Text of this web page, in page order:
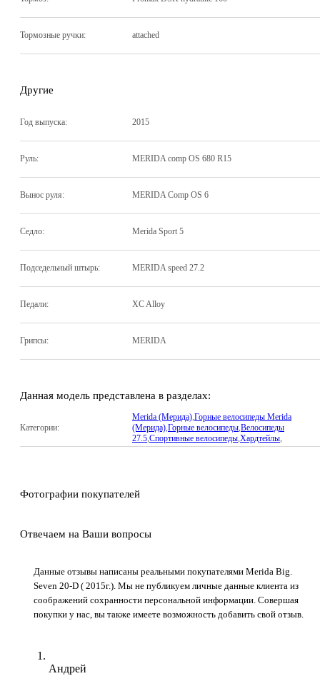
Тормозные ручки: attached
Другие
Год выпуска: 2015
Руль: MERIDA comp OS 680 R15
Вынос руля: MERIDA Comp OS 6
Седло: Merida Sport 5
Подседельный штырь: MERIDA speed 27.2
Педали: XC Alloy
Грипсы: MERIDA
Данная модель представлена в разделах:
Категории:
Merida (Мерида),Горные велосипеды Merida
(Мерида),Горные велосипеды,Велосипеды
27.5,Спортивные велосипеды,Хардтейлы,
Фотографии покупателей
Отвечаем на Ваши вопросы
Данные отзывы написаны реальными покупателями Merida Big.
Seven 20-D ( 2015г.). Мы не публикуем личные данные клиента из
соображений сохранности персональной информации. Совершая
покупки у нас, вы также имеете возможность добавить свой отзыв.
Андрей